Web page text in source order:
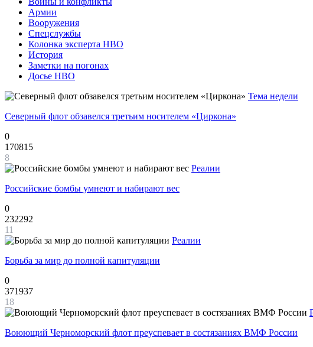
Армии
Вооружения
Спецслужбы
Колонка эксперта НВО
История
Заметки на погонах
Досье НВО
Тема недели
Северный флот обзавелся третьим носителем «Циркона»
0
170815
8
Реалии
Российские бомбы умнеют и набирают вес
0
232292
11
Реалии
Борьба за мир до полной капитуляции
0
371937
18
Воюющий Черноморский флот преуспевает в состязаниях ВМФ России